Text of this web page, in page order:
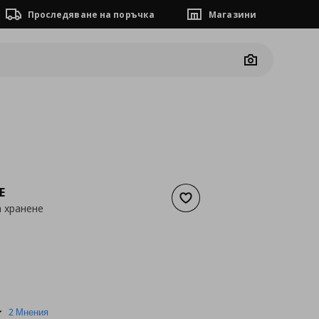
Проследяване на поръчка Магазини
Camera
Добави към списъка с
5.02 Мнения